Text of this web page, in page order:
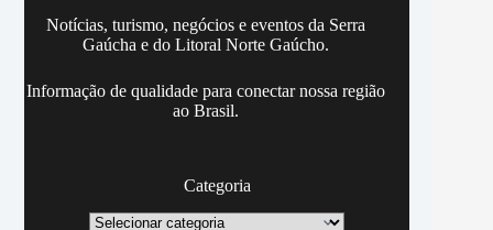
Notícias, turismo, negócios e eventos da Serra
Gaúcha e do Litoral Norte Gaúcho.
Informação de qualidade para conectar nossa região
ao Brasil.
Categoria
Categoria